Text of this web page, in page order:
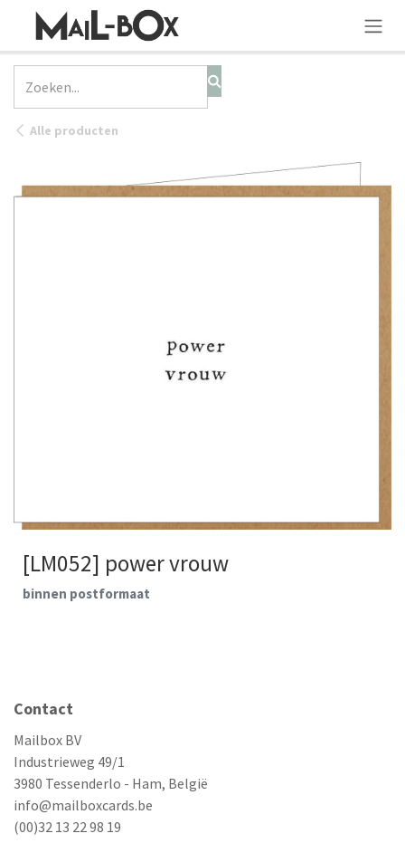
OVERSLAAN NAAR INHOUD
Alle producten
[LM052] power vrouw
binnen postformaat
Contact
Mailbox BV
Industrieweg 49/1
3980 Tessenderlo - Ham, België
info@mailboxcards.be
(00)32 13 22 98 19